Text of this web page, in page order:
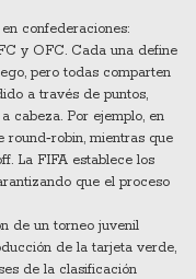
confederaciones:
y OFC. Cada una define
pero todas comparten
a través de puntos,
cabeza. Por ejemplo, en
round‑robin, mientras que
La FIFA establece los
que el proceso
de un torneo juvenil
de la tarjeta verde,
de la clasificación